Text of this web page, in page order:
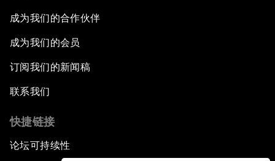
成为我们的合作伙伴
成为我们的会员
订阅我们的新闻稿
联系我们
快捷链接
论坛可持续性